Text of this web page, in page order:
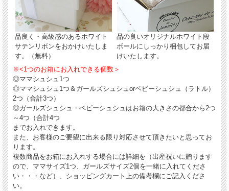
品良く・高級感のあるホワイト
サテンリボンをおかけいたしま
す。（無料）
品の良いオリジナルホワイト段
ボールにしっかり梱包してお届
けいたします。
※<1つのお箱にお入れできる個数＞
◎ママシュシュ1つ
◎ママシュシュ1つ＆ガールズシュシュorベビーシュシュ（ラトル）
2つ（合計3つ）
◎ガールズシュシュ・ベビーシュシュはお箱の大きさの都合から2つ
～4つ（合計4つ
までお入れできます。
また、お客様のご要望に出来る限り対応させて頂きたいと思ってお
ります。
複数商品をお箱にお入れする場合には詳細を（出産祝いに贈ります
ので、ママサイズ1つ、ガールズサイズ2個を一緒に入れてくださ
い・・・など）、ショッピングカート上の備考欄にご記入くださ
い。